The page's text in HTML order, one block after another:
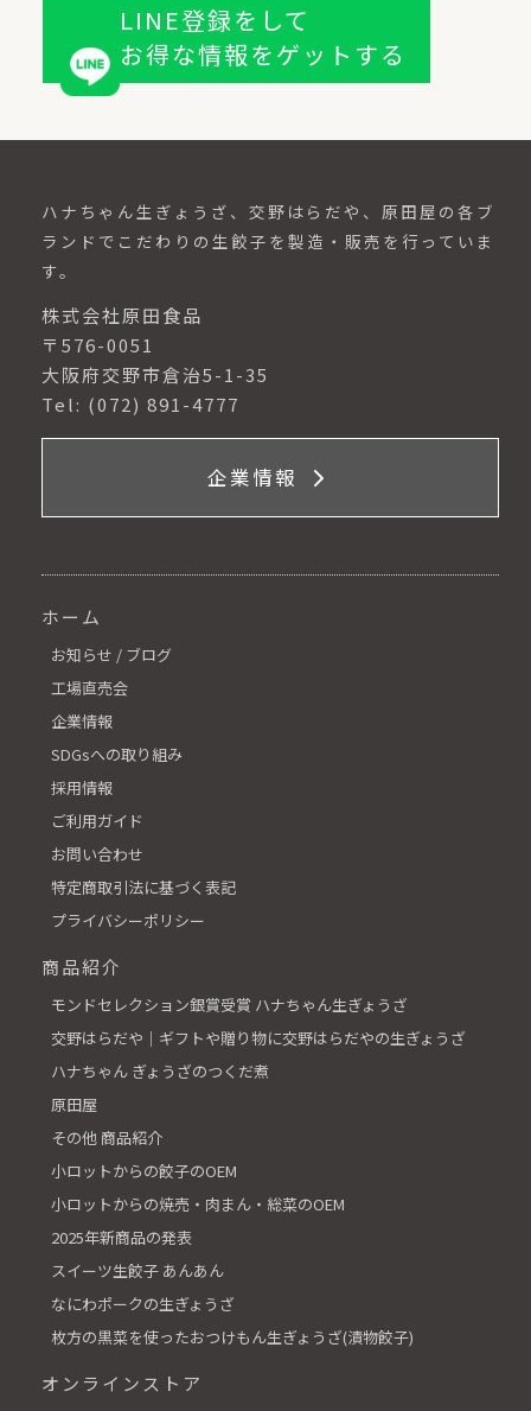
LINE登録をして
お得な情報をゲットする
ハナちゃん生ぎょうざ、交野はらだや、原田屋の各ブ
ランドでこだわりの生餃子を製造・販売を行っていま
す。
株式会社原田食品
〒576-0051
大阪府交野市倉治5-1-35
Tel: (072) 891-4777
企業情報
ホーム
お知らせ / ブログ
工場直売会
企業情報
SDGsへの取り組み
採用情報
ご利用ガイド
お問い合わせ
特定商取引法に基づく表記
プライバシーポリシー
商品紹介
モンドセレクション銀賞受賞 ハナちゃん生ぎょうざ
交野はらだや│ギフトや贈り物に交野はらだやの生ぎょうざ
ハナちゃん ぎょうざのつくだ煮
原田屋
その他 商品紹介
小ロットからの餃子のOEM
小ロットからの焼売・肉まん・総菜のOEM
2025年新商品の発表
スイーツ生餃子 あんあん
なにわポークの生ぎょうざ
枚方の黒菜を使ったおつけもん生ぎょうざ(漬物餃子)
オンラインストア